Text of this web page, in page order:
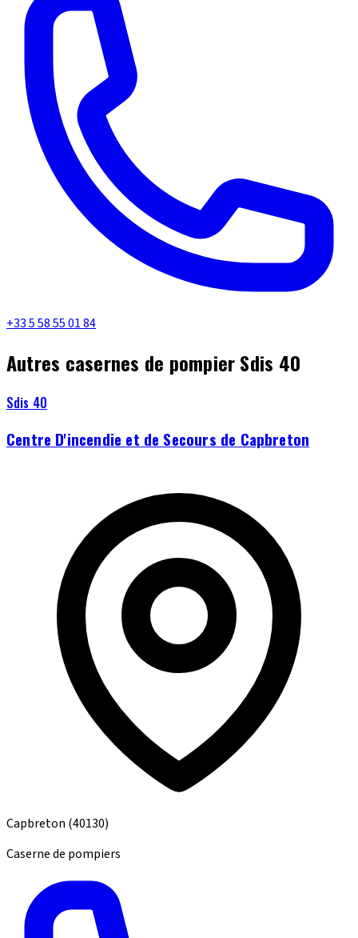
+33 5 58 55 01 84
Autres casernes de pompier Sdis 40
Sdis 40
Centre D'incendie et de Secours de Capbreton
Capbreton (40130)
Caserne de pompiers